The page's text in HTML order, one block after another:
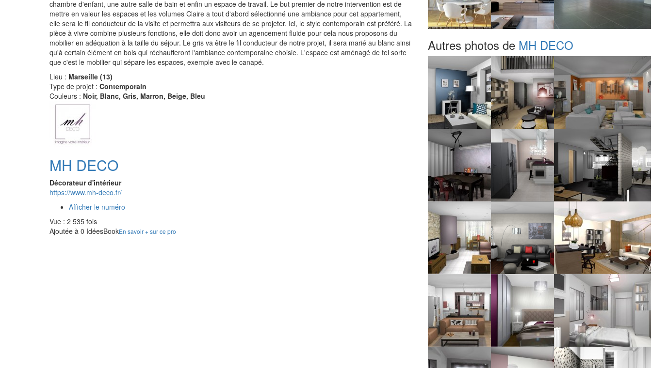
chambre d'enfant, une autre salle de bain et enfin un espace de travail. Le but premier de notre intervention est de
mettre en valeur les espaces et les volumes Claire a tout d'abord sélectionné une ambiance pour cet appartement,
elle sera le fil conducteur de la visite et permettra aux visiteurs de se projeter. Ici, le style contemporain est préféré. La
pièce à vivre combine plusieurs fonctions, elle doit donc avoir un agencement fluide pour cela nous proposons du
mobilier en adéquation à la taille du séjour. Le gris va être le fil conducteur de notre projet, il sera marié au blanc ainsi
qu'à certain élément en bois qui réchaufferont l'ambiance contemporaine choisie. L'espace est aménagé de tel sorte
que c'est le mobilier qui sépare les espaces, exemple avec le canapé.
Lieu : Marseille (13)
Type de projet : Contemporain
Couleurs : Noir, Blanc, Gris, Marron, Beige, Bleu
MH DECO
Décorateur d'intérieur
https://www.mh-deco.fr/
Afficher le numéro
Vue : 2 535 fois
Ajoutée à 0 IdéesBookEn savoir + sur ce pro
Autres photos de MH DECO